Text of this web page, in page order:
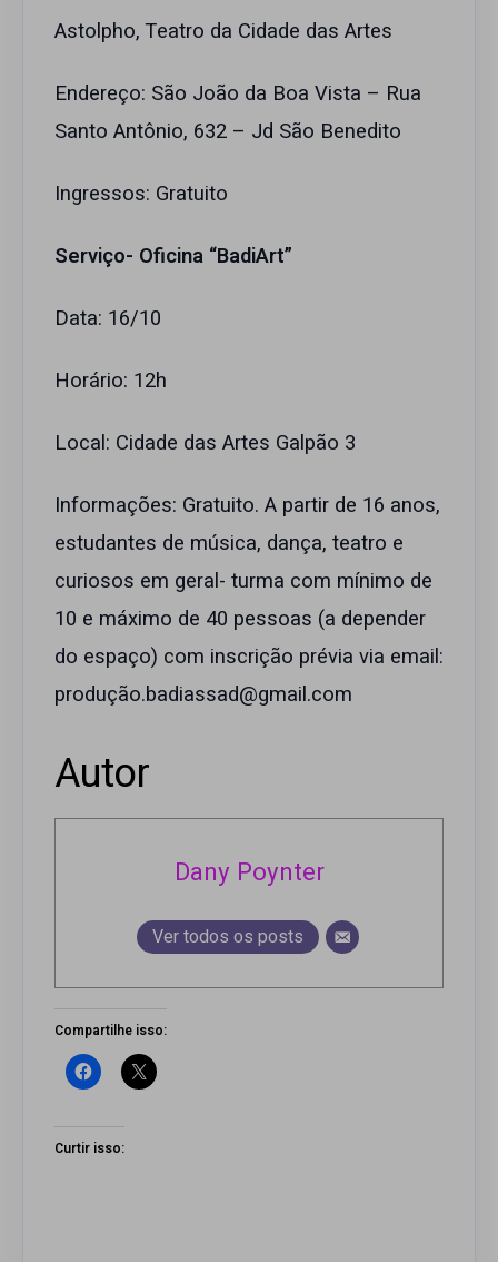
Astolpho, Teatro da Cidade das Artes
Endereço: São João da Boa Vista – Rua
Santo Antônio, 632 – Jd São Benedito
Ingressos: Gratuito
Serviço- Oficina “BadiArt”
Data: 16/10
Horário: 12h
Local: Cidade das Artes Galpão 3
Informações: Gratuito. A partir de 16 anos,
estudantes de música, dança, teatro e
curiosos em geral- turma com mínimo de
10 e máximo de 40 pessoas (a depender
do espaço) com inscrição prévia via email:
produção.badiassad@gmail.com
Autor
Dany Poynter
Ver todos os posts
Compartilhe isso:
Curtir isso: